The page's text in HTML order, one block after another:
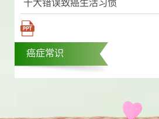
十大错误致癌生活习惯
癌症常识